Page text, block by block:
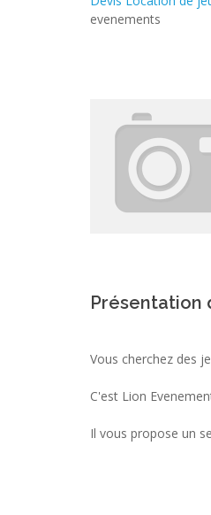
evenements
Présentation
Vous cherchez des
C'est Lion
Il vous propose un